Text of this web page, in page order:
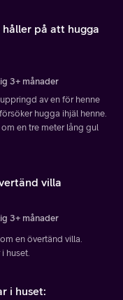
håller på att hugga
3+ månader
av en för henne
hugga ihjäl henne.
en tre meter lång gul
villa
3+ månader
en övertänd villa.
huset.
i huset: